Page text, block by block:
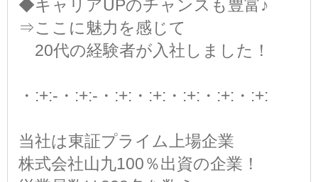
◆キャリアUPのチャンスも豊富♪
⇒ここに魅力を感じて
20代の経験者が入社しました！
・:+:-・:+:-・:+:・:+:・:+:・:+:・:+:
当社は東証プライム上場企業
株式会社山九100％出資の企業！